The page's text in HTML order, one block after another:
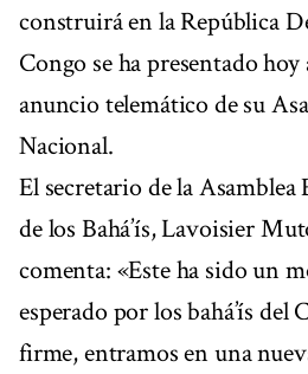
construirá en la República
Congo se ha presentado
anuncio telemático de su
Nacional.
El secretario de la
de los Bahá’ís, Lavoisier
comenta: «Este ha sido un
esperado por los bahá’ís del
firme, entramos en una